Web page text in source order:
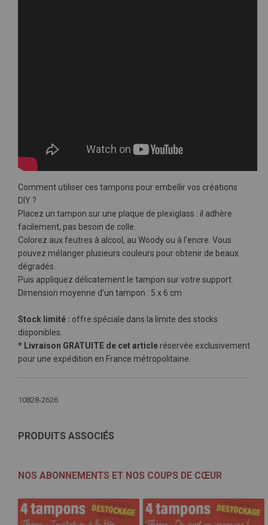
Comment utiliser ces tampons pour embellir vos créations
DIY ?
Placez un tampon sur une plaque de plexiglass : il adhère
facilement, pas besoin de colle.
Colorez aux feutres à alcool, au Woody ou à l'encre. Vous
pouvez mélanger plusieurs couleurs pour obtenir de beaux
dégradés.
Puis appliquez délicatement le tampon sur votre support.
Dimension moyenne d'un tampon : 5 x 6 cm
Stock limité : offre spéciale dans la limite des stocks
disponibles.
* Livraison GRATUITE de cet article réservée exclusivement
pour une expédition en France métropolitaine.
Plus
10828-2626
PRODUITS ASSOCIÉS
NOS ABONNEMENTS ET NOS COUPS DE CŒUR